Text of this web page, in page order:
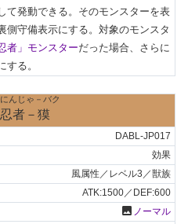
て発動できる。そのモンスターを表
側守備表示にする。対象のモンスタ
者」モンスターだった場合、さらに
る。
んじゃ－バク
者－獏
DABL-JP017
効果
風属性／レベル3／獣族
ATK:1500／DEF:600
photo ノーマル